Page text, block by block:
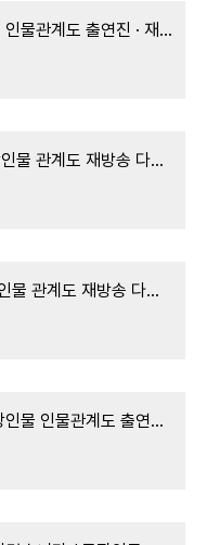
유괴의 날 / 등장인물 인물관계도 출연진 · 재방송 다시보기 · 방송시간 시청률 몇부작 회차 정
웰컴투 삼달리 / 등장인물 관계도 재방송 다시보기 · 출연진 방송시간 시청률 몇부작 회차 정보
국민사형투표 / 등장인물 관계도 재방송 다시보기 · 방송시간 출연진 시청률 몇부작 회차 정보
마당이 있는 집 / 등장인물 인물관계도 출연진 재방송 다시보기 · 방송시간 시청률 몇부작 회차